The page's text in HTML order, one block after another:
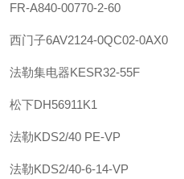
FR-A840-00770-2-60
西门子6AV2124-0QC02-0AX0
法勒集电器KESR32-55F
松下DH56911K1
法勒KDS2/40 PE-VP
法勒KDS2/40-6-14-VP